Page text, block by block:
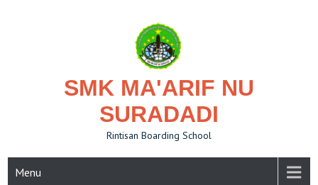
SMK MA'ARIF NU
SURADADI
Rintisan Boarding School
Menu